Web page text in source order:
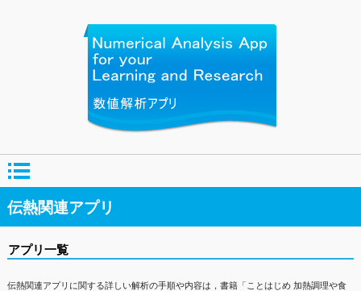
伝熱関連アプリ
アプリ一覧
伝熱関連アプリに関する詳しい解析の手順や内容は，書籍「ことはじめ 加熱調理や食